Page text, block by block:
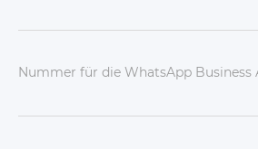
Nummer für die WhatsApp Business